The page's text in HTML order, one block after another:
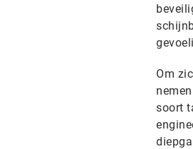
Om
soort